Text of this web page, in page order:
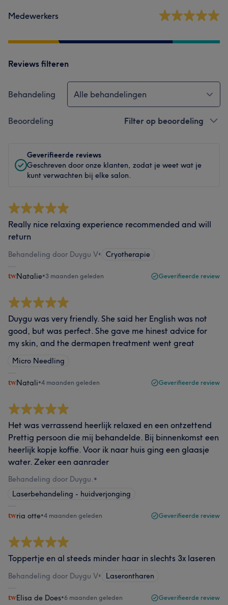
Medewerkers
Reviews filteren
Behandeling Alle behandelingen
Beoordeling Filter op beoordeling
Geverifieerde reviews
Geschreven door onze klanten, zodat je weet wat je
kunt verwachten bij elke salon.
Really nice relaxing experience recommended and will
return
Behandeling door Duygu V• Cryotherapie
Natalie•3 maanden geleden Geverifieerde review
Duygu was very friendly. She said her English was not
good, but was perfect. She gave me hinest advice for
my skin, and the dermapen treatment went great
Micro Needling
Natali•4 maanden geleden Geverifieerde review
Het was verrassend heerlijk relaxed en een ontzettend
Prettig persoon die mij behandelde. Bij binnenkomst een
heerlijk kopje koffie. Voor ik naar huis ging een glaasje
water. Zeker een aanrader
Behandeling door Duygu.•
Laserbehandeling - huidverjonging
ria otte•4 maanden geleden Geverifieerde review
Toppertje en al steeds minder haar in slechts 3x laseren
Behandeling door Duygu V• Laserontharen
Elisa de Does•6 maanden geleden Geverifieerde review